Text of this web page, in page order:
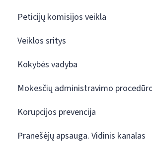
Peticijų komisijos veikla
Veiklos sritys
Kokybės vadyba
Mokesčių administravimo
Korupcijos prevencija
Pranešėjų apsauga. Vidinis kanalas